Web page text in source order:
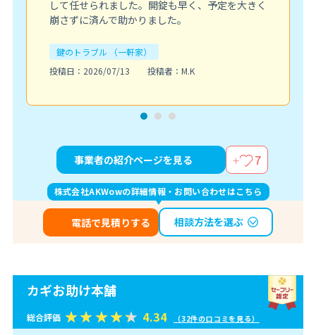
して任せられました。開錠も早く、予定を大きく
崩さずに済んで助かりました。
鍵のトラブル （一軒家）
投稿日：2026/07/13
投稿者：M.K
事業者の紹介ページを見る 7
株式会社AKWowの詳細情報・お問い合わせはこちら
電話で見積りする 相談方法を選ぶ
カギお助け本舗
総合評価 4.34 （32件の口コミを見る）